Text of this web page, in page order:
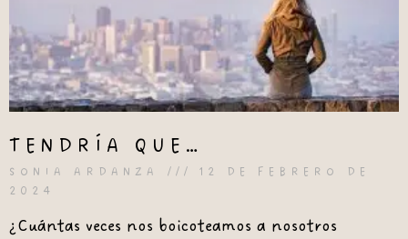
TENDRÍA QUE…
SONIA ARDANZA
12 DE FEBRERO DE
2024
¿Cuántas veces nos boicoteamos a nosotros